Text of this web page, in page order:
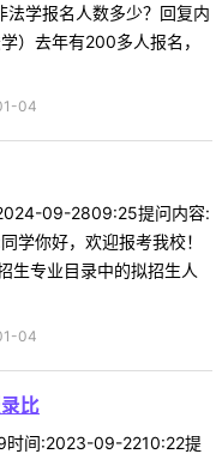
学报名人数多少？回复内
）去年有200多人报名，
04
09-2809:25提问内容:
学你好，欢迎报考我校！
生专业目录中的拟招生人
04
比
时间:2023-09-2210:22提